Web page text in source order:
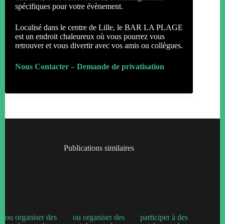
spécifiques pour votre évènement.
Localisé dans le centre de Lille, le BAR LA PLAGE
est un endroit chaleureux où vous pourrez vous
retrouver et vous divertir avec vos amis ou collègues.
Nous Contacter – Demande de privatisation
Publications similaires
ou organiser des
ou organiser des
participer à des